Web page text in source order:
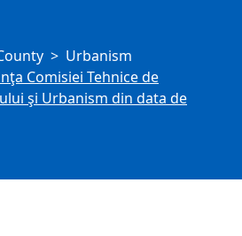
Urbanism
Comisiei Tehnice de
şi Urbanism din data de